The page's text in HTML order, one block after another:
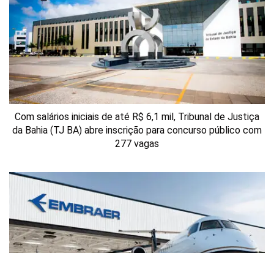
Com salários iniciais de até R$ 6,1 mil, Tribunal de Justiça
da Bahia (TJ BA) abre inscrição para concurso público com
277 vagas